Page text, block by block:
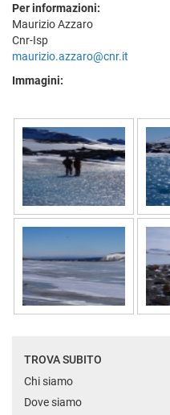
Per informazioni:
Maurizio Azzaro
Cnr-Isp
maurizio.azzaro@cnr.it
Immagini:
TROVA SUBITO
Chi siamo
Dove siamo